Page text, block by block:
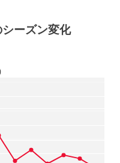
ーズン変化